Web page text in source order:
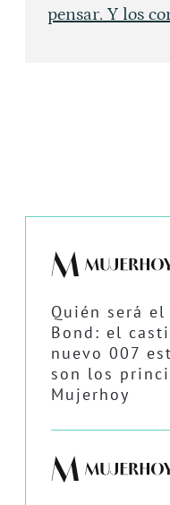
pensar. Y los
Quién será el
Bond: el
nuevo 007
son los
Mujerhoy